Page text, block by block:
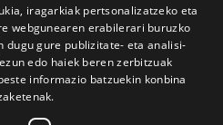
iragarkiak pertsonalizatzeko eta
webgunearen erabilerari buruzko
dugu gure publizitate- eta analisi-
edo haiek beren zerbitzuak
informazio batzuekin konbina